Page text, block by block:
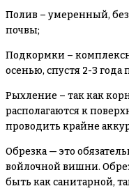
Полив – умеренный,
почвы;
Подкормки –
осенью, спустя 2-3 года
Рыхление – так как
располагаются к
проводить крайне
Обрезка — это
войлочной вишни.
быть как санитарной,